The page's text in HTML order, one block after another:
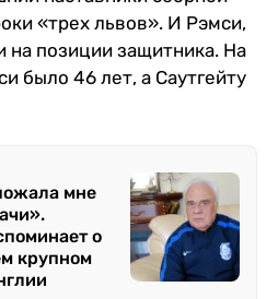
«трех львов». И Рэмси,
на позиции защитника. На
было 46 лет, а Саутгейту
мне
о
крупном